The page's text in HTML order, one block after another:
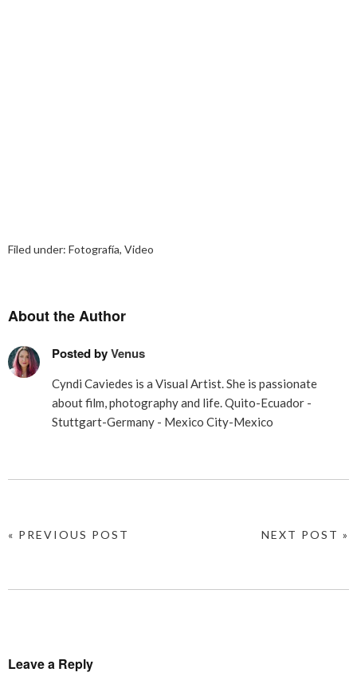
Filed under: Fotografía, Video
About the Author
Posted byVenus
Cyndi Caviedes is a Visual Artist. She is passionate
about film, photography and life. Quito-Ecuador -
Stuttgart-Germany - Mexico City-Mexico
NEXT POST »
« PREVIOUS POST
Leave a Reply